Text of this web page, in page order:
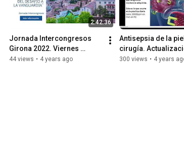
2:42:36
Jornada Intercongresos
Girona 2022. Viernes
17/06/2022
44 views • 4 years ago
Antisepsia de la
cirugía.
300 views • 4 years